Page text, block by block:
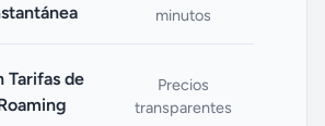
minutos
Tarifas de
Precios
transparentes